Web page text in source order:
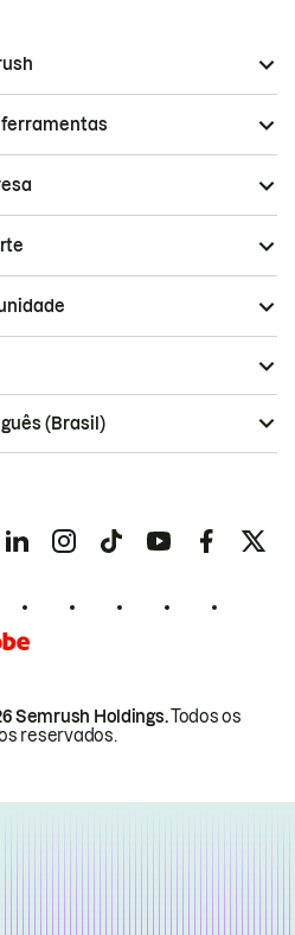
ferramentas
Semrush Holdings.Todos os
reservados.
(Brasil)